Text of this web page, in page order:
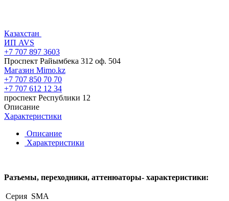
Казахстан
ИП AVS
+7 707 897 3603
Проспект Райымбека 312 оф. 504
Магазин Mimo.kz
+7 707 850 70 70
+7 707 612 12 34
проспект Республики 12
Описание
Характеристики
Описание
Характеристики
Разъемы, переходники, аттенюаторы- характеристики:
Серия SMA